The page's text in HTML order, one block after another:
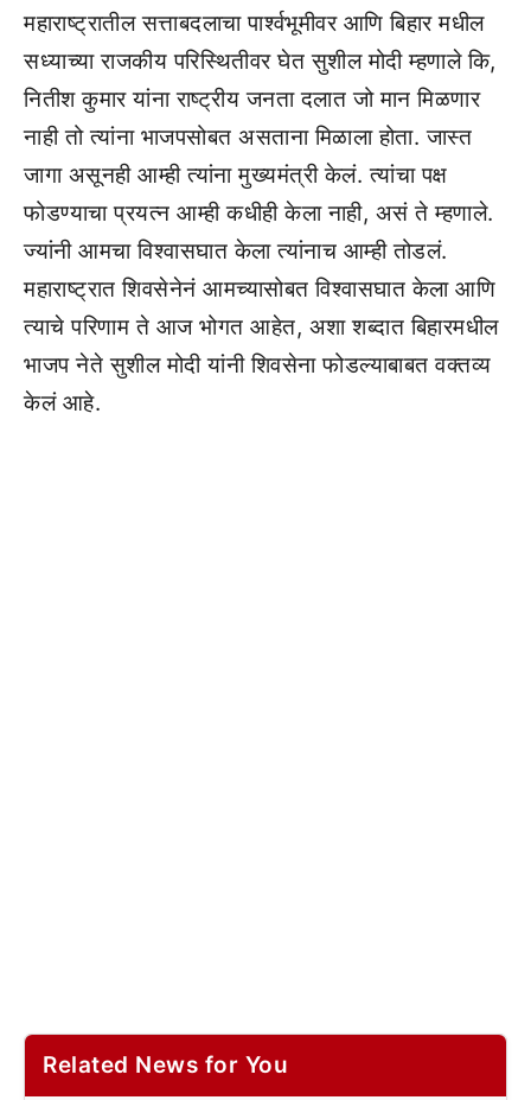
महाराष्ट्रातील सत्ताबदलाचा पार्श्वभूमीवर आणि बिहार मधील
सध्याच्या राजकीय परिस्थितीवर घेत सुशील मोदी म्हणाले कि,
नितीश कुमार यांना राष्ट्रीय जनता दलात जो मान मिळणार
नाही तो त्यांना भाजपसोबत असताना मिळाला होता. जास्त
जागा असूनही आम्ही त्यांना मुख्यमंत्री केलं. त्यांचा पक्ष
फोडण्याचा प्रयत्न आम्ही कधीही केला नाही, असं ते म्हणाले.
ज्यांनी आमचा विश्वासघात केला त्यांनाच आम्ही तोडलं.
महाराष्ट्रात शिवसेनेनं आमच्यासोबत विश्वासघात केला आणि
त्याचे परिणाम ते आज भोगत आहेत, अशा शब्दात बिहारमधील
भाजप नेते सुशील मोदी यांनी शिवसेना फोडल्याबाबत वक्तव्य
केलं आहे.
Related News for You